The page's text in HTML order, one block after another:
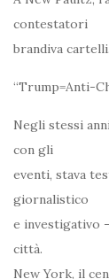
contestatori
brandiva cartelli.
“Trump=Anti-
Negli stessi
con gli
eventi, stava
giornalistico
e investigativo
città.
New York, il